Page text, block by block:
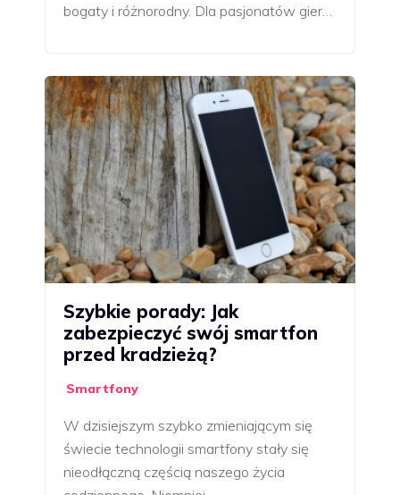
bogaty i różnorodny. Dla pasjonatów gier…
Szybkie porady: Jak
zabezpieczyć swój smartfon
przed kradzieżą?
Smartfony
W dzisiejszym szybko zmieniającym się
świecie technologii smartfony stały się
nieodłączną częścią naszego życia